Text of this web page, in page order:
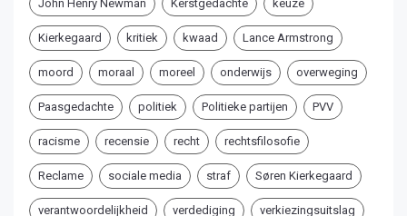
John Henry Newman Kerstgedachte keuze
Kierkegaard kritiek kwaad Lance Armstrong
moord moraal moreel onderwijs overweging
Paasgedachte politiek Politieke partijen PVV
racisme recensie recht rechtsfilosofie
Reclame sociale media straf Søren Kierkegaard
verantwoordelijkheid verdediging verkiezingsuitslag